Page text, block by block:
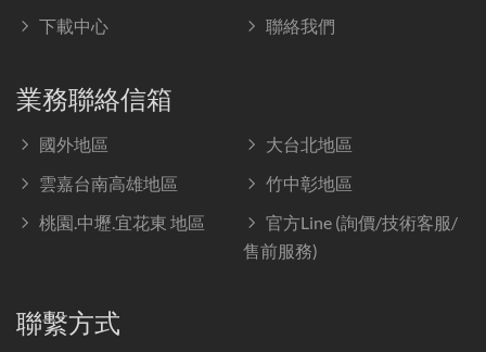
下載中心
聯絡我們
業務聯絡信箱
國外地區
大台北地區
雲嘉台南高雄地區
竹中彰地區
桃園.中壢.宜花東 地區
官方Line (詢價/技術客服/
售前服務)
聯繫方式